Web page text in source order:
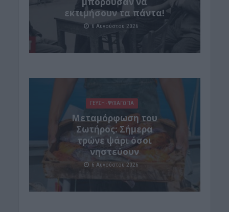
εκτιμήσουν τα πάντα!
6 Αυγούστου 2026
ΓΕΎΣΗ - ΨΥΧΑΓΩΓΊΑ
Μεταμόρφωση του
Σωτήρος: Σήμερα
τρώνε ψάρι όσοι
νηστεύουν
6 Αυγούστου 2026